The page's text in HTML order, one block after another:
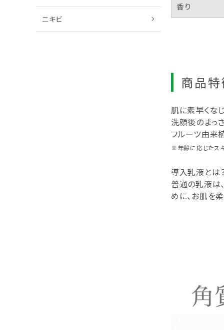
ニキビ
香り
商品
肌に素早くな
洗顔後のまっ
フルーツ由来
※年齢に応じたス
導入乳液とは
普通の乳液は
めに、お肌を